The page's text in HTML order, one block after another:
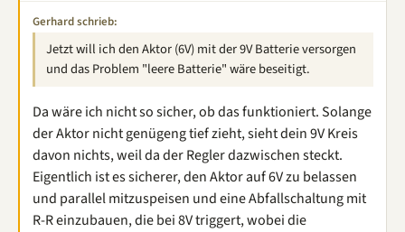
Gerhard schrieb:
Jetzt will ich den Aktor (6V) mit der 9V Batterie versorgen
und das Problem "leere Batterie" wäre beseitigt.
Da wäre ich nicht so sicher, ob das funktioniert. Solange
der Aktor nicht genügeng tief zieht, sieht dein 9V Kreis
davon nichts, weil da der Regler dazwischen steckt.
Eigentlich ist es sicherer, den Aktor auf 6V zu belassen
und parallel mitzuspeisen und eine Abfallschaltung mit
R-R einzubauen, die bei 8V triggert, wobei die